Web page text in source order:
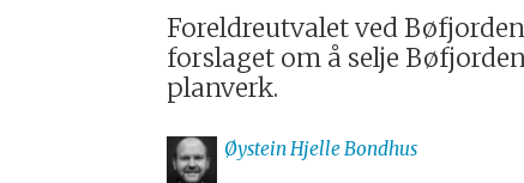
Foreldreutvalet ved
forslaget om å selje
planverk.
Øystein Hjelle Bondhus